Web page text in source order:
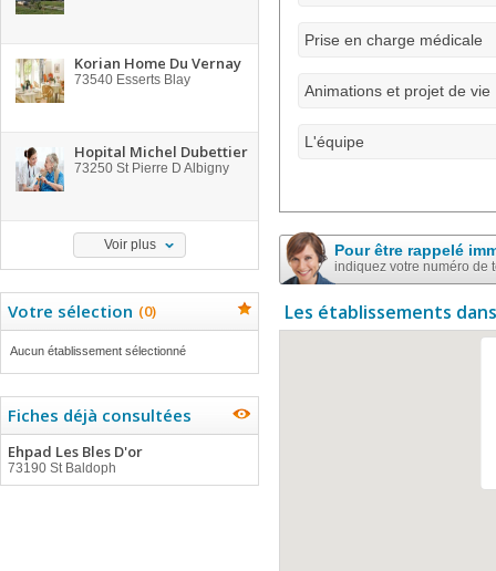
Korian Home Du Vernay
73540 Esserts Blay
Hopital Michel Dubettier
73250 St Pierre D Albigny
Voir plus
Votre sélection (0)
Aucun établissement sélectionné
Fiches déjà consultées
Ehpad Les Bles D'or
73190 St Baldoph
Prise en charge médicale
Animations et projet de vie
L'équipe
Pour être rappelé
indiquez votre numéro de
Les établissements